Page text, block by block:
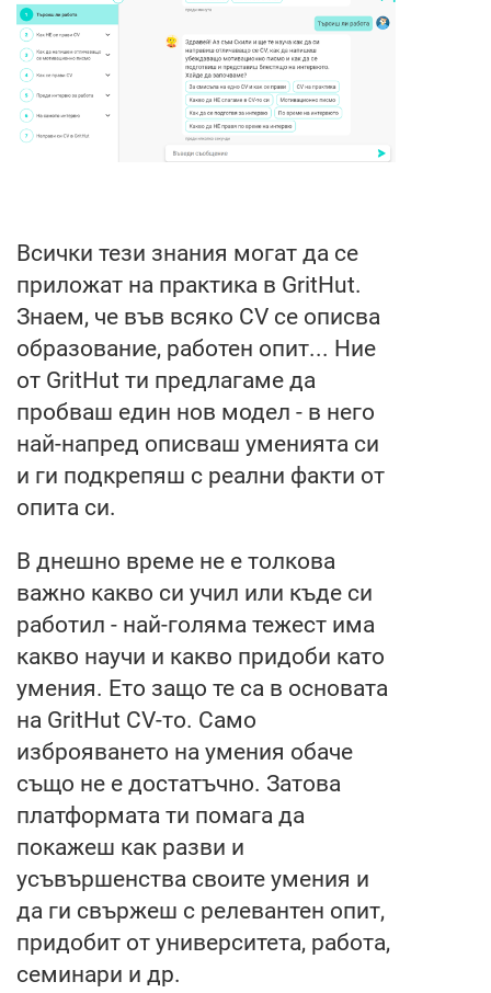
Всички тези знания могат да се
приложат на практика в GritHut.
Знаем, че във всяко CV се описва
образование, работен опит... Ние
от GritHut ти предлагаме да
пробваш един нов модел - в него
най-напред описваш уменията си
и ги подкрепяш с реални факти от
опита си.
В днешно време не е толкова
важно какво си учил или къде си
работил - най-голяма тежест има
какво научи и какво придоби като
умения. Ето защо те са в основата
на GritHut CV-то. Само
изброяването на умения обаче
също не е достатъчно. Затова
платформата ти помага да
покажеш как разви и
усъвършенства своите умения и
да ги свържеш с релевантен опит,
придобит от университета, работа,
семинари и др.